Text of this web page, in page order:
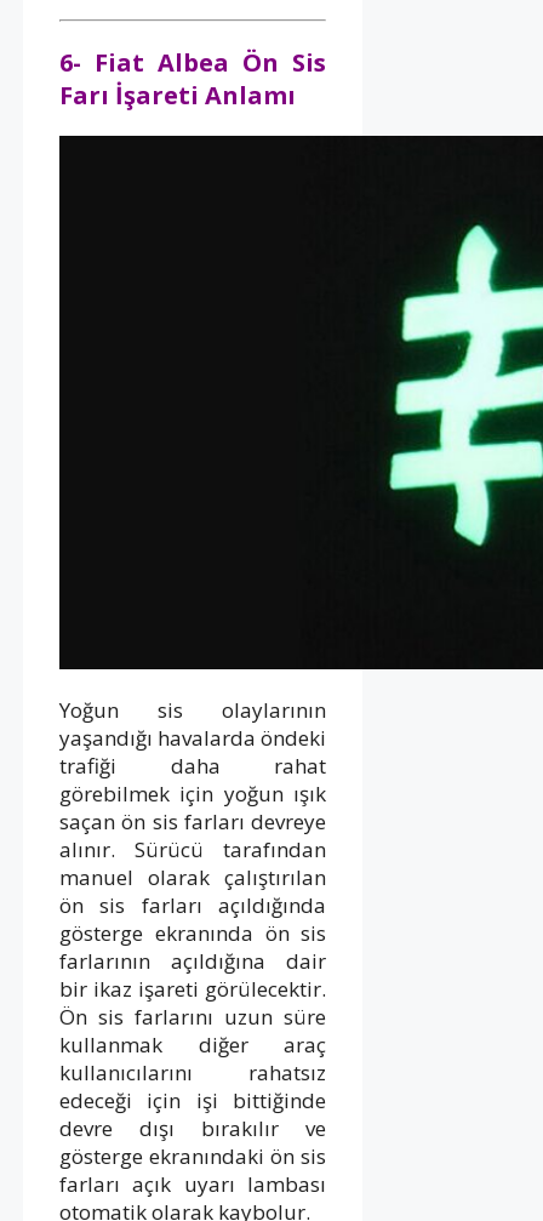
6- Fiat Albea Ön Sis
Farı İşareti Anlamı
Yoğun sis olaylarının
yaşandığı havalarda öndeki
trafiği daha rahat
görebilmek için yoğun ışık
saçan ön sis farları devreye
alınır. Sürücü tarafından
manuel olarak çalıştırılan
ön sis farları açıldığında
gösterge ekranında ön sis
farlarının açıldığına dair
bir ikaz işareti görülecektir.
Ön sis farlarını uzun süre
kullanmak diğer araç
kullanıcılarını rahatsız
edeceği için işi bittiğinde
devre dışı bırakılır ve
gösterge ekranındaki ön sis
farları açık uyarı lambası
otomatik olarak kaybolur.